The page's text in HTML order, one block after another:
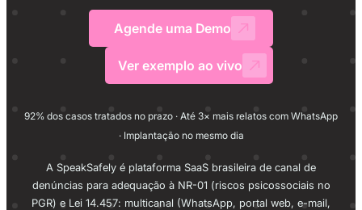
Agende uma Demo
Ver exemplo ao vivo
92% dos casos tratados no prazo · Até 3× mais relatos com WhatsApp
· Implantação no mesmo dia
A SpeakSafely é plataforma SaaS brasileira de canal de
denúncias para adequação à NR-01 (riscos psicossociais no
PGR) e Lei 14.457: multicanal (WhatsApp, portal web, e-mail,